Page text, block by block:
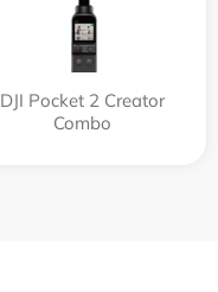
DJI Pocket 2 Creator
Combo